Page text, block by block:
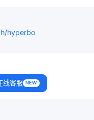
hyperbo
线客服 NEW